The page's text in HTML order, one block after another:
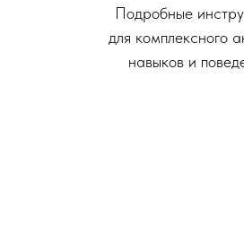
Подробные
для комплексного
навыков и